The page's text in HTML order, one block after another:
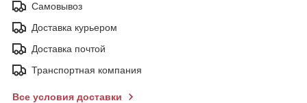
Самовывоз
Доставка курьером
Доставка почтой
Транспортная компания
Все условия доставки